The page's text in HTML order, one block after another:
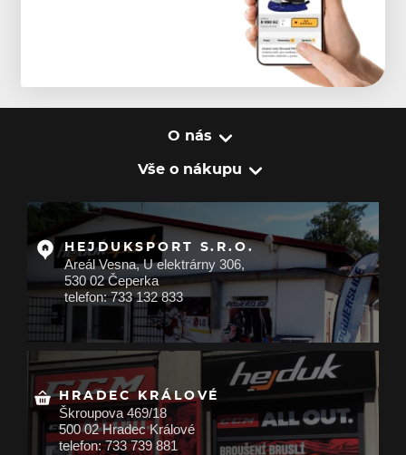
O nás
Vše o nákupu
HEJDUKSPORT S.R.O.
Areál Vesna, U elektrárny 306,
530 02 Čeperka
telefon: 733 132 833
HRADEC KRÁLOVÉ
Škroupova 469/18
500 02 Hradec Králové
telefon: 733 739 881